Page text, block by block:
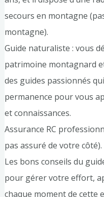
secours en montagne
montagne).
Guide naturaliste : vous
patrimoine montagnard
des guides passionnés
permanence pour vous
et connaissances.
Assurance RC
pas assuré de votre côté).
Les bons conseils du
pour gérer votre effort,
chaque moment de cette